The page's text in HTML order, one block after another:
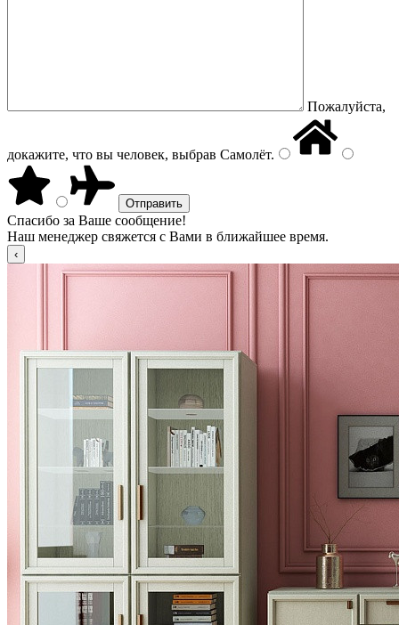
Пожалуйста,
докажите, что вы человек, выбрав Самолёт.
Спасибо за Ваше сообщение!
Наш менеджер свяжется с Вами в ближайшее время.